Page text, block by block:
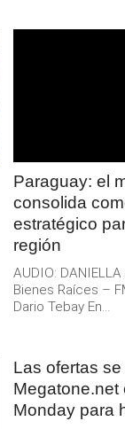
Paraguay: el
consolida
estratégico
región
AUDIO:
Bienes Raíces –
Dario Tebay En...
Las ofertas
Megatone.net
Monday para